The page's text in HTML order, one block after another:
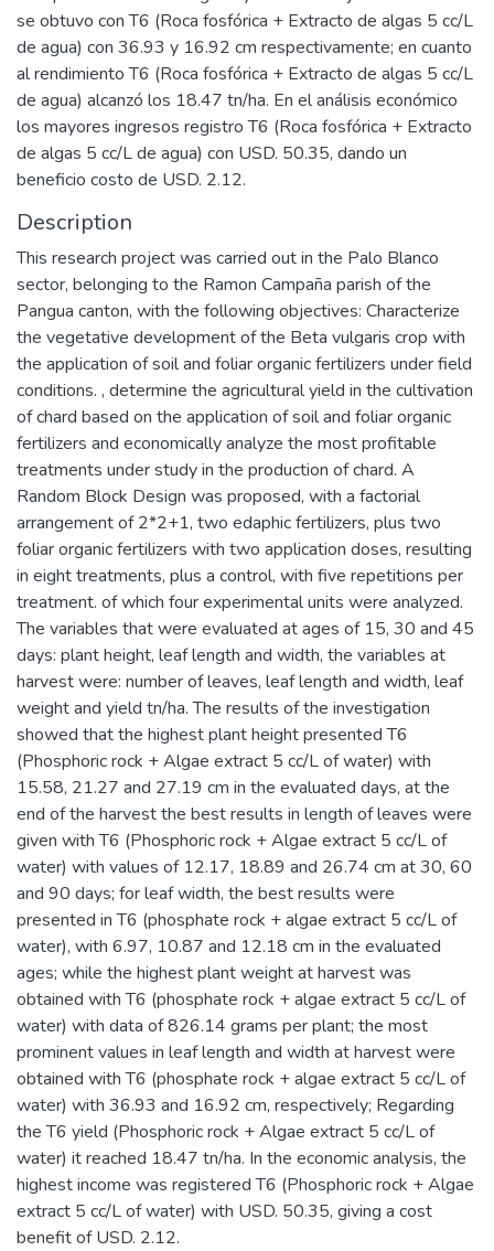
se obtuvo con T6 (Roca fosfórica + Extracto de algas 5 cc/L
de agua) con 36.93 y 16.92 cm respectivamente; en cuanto
al rendimiento T6 (Roca fosfórica + Extracto de algas 5 cc/L
de agua) alcanzó los 18.47 tn/ha. En el análisis económico
los mayores ingresos registro T6 (Roca fosfórica + Extracto
de algas 5 cc/L de agua) con USD. 50.35, dando un
beneficio costo de USD. 2.12.
Description
This research project was carried out in the Palo Blanco
sector, belonging to the Ramon Campaña parish of the
Pangua canton, with the following objectives: Characterize
the vegetative development of the Beta vulgaris crop with
the application of soil and foliar organic fertilizers under field
conditions. , determine the agricultural yield in the cultivation
of chard based on the application of soil and foliar organic
fertilizers and economically analyze the most profitable
treatments under study in the production of chard. A
Random Block Design was proposed, with a factorial
arrangement of 2*2+1, two edaphic fertilizers, plus two
foliar organic fertilizers with two application doses, resulting
in eight treatments, plus a control, with five repetitions per
treatment. of which four experimental units were analyzed.
The variables that were evaluated at ages of 15, 30 and 45
days: plant height, leaf length and width, the variables at
harvest were: number of leaves, leaf length and width, leaf
weight and yield tn/ha. The results of the investigation
showed that the highest plant height presented T6
(Phosphoric rock + Algae extract 5 cc/L of water) with
15.58, 21.27 and 27.19 cm in the evaluated days, at the
end of the harvest the best results in length of leaves were
given with T6 (Phosphoric rock + Algae extract 5 cc/L of
water) with values of 12.17, 18.89 and 26.74 cm at 30, 60
and 90 days; for leaf width, the best results were
presented in T6 (phosphate rock + algae extract 5 cc/L of
water), with 6.97, 10.87 and 12.18 cm in the evaluated
ages; while the highest plant weight at harvest was
obtained with T6 (phosphate rock + algae extract 5 cc/L of
water) with data of 826.14 grams per plant; the most
prominent values in leaf length and width at harvest were
obtained with T6 (phosphate rock + algae extract 5 cc/L of
water) with 36.93 and 16.92 cm, respectively; Regarding
the T6 yield (Phosphoric rock + Algae extract 5 cc/L of
water) it reached 18.47 tn/ha. In the economic analysis, the
highest income was registered T6 (Phosphoric rock + Algae
extract 5 cc/L of water) with USD. 50.35, giving a cost
benefit of USD. 2.12.